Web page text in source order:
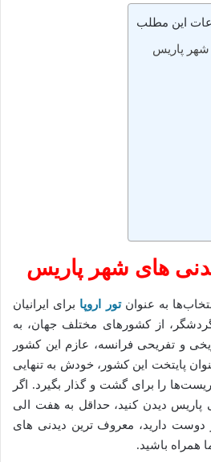
این مطلب
شهر پاریس
های شهر پاریس
به عنوانتور اروپا برای ایرانیان
از کشورهای مختلف جهان، به
و تفریحی فرانسه، عازم این کشور
پایتخت این کشور، خودش به تنهایی
را برای گشت و گذار بگیرد. اگر
پاریس دیدن کنید، حداقل به هفت الی
دوست دارید، معروف ترین دیدنی های
همراه باشید.